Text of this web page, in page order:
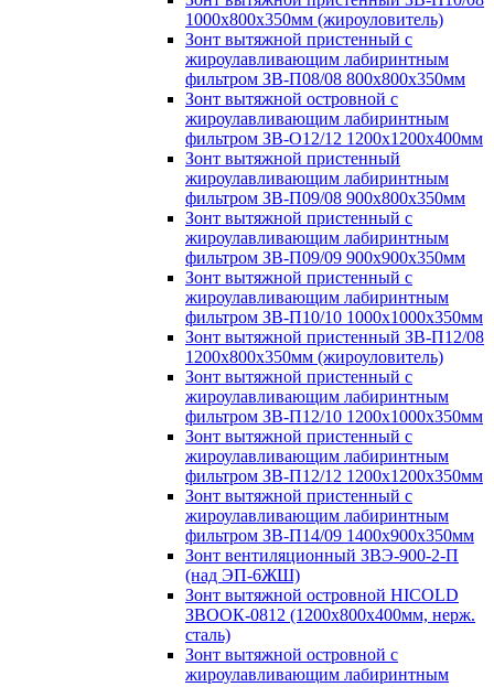
1000х800х350мм (жироуловитель)
Зонт вытяжной пристенный с
жироулавливающим лабиринтным
фильтром ЗВ-П08/08 800х800х350мм
Зонт вытяжной островной с
жироулавливающим лабиринтным
фильтром ЗВ-О12/12 1200х1200х400мм
Зонт вытяжной пристенный
жироулавливающим лабиринтным
фильтром ЗВ-П09/08 900х800х350мм
Зонт вытяжной пристенный с
жироулавливающим лабиринтным
фильтром ЗВ-П09/09 900х900х350мм
Зонт вытяжной пристенный с
жироулавливающим лабиринтным
фильтром ЗВ-П10/10 1000х1000х350мм
Зонт вытяжной пристенный ЗВ-П12/08
1200х800х350мм (жироуловитель)
Зонт вытяжной пристенный с
жироулавливающим лабиринтным
фильтром ЗВ-П12/10 1200х1000х350мм
Зонт вытяжной пристенный с
жироулавливающим лабиринтным
фильтром ЗВ-П12/12 1200х1200х350мм
Зонт вытяжной пристенный с
жироулавливающим лабиринтным
фильтром ЗВ-П14/09 1400х900х350мм
Зонт вентиляционный ЗВЭ-900-2-П
(над ЭП-6ЖШ)
Зонт вытяжной островной HICOLD
ЗВООК-0812 (1200х800x400мм, нерж.
сталь)
Зонт вытяжной островной с
жироулавливающим лабиринтным